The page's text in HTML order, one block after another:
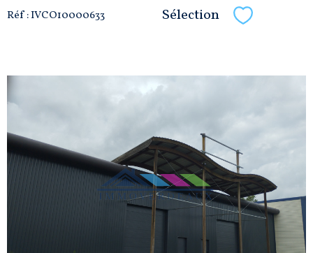
Réf : IVCO10000633 Sélection
VOIR LE
BIEN